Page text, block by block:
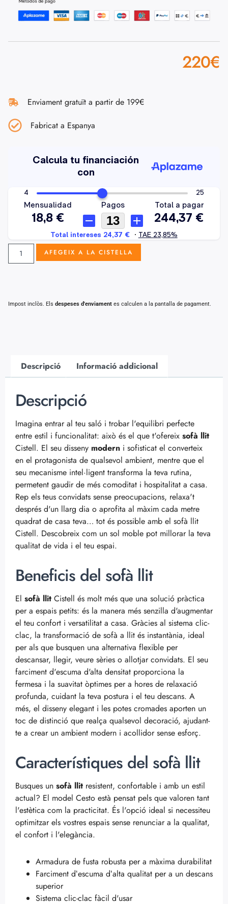
220€
Enviament gratuït a partir de 199€
Fabricat a Espanya
AFEGEIX A LA CISTELLA
Impost inclòs. Els despeses d'enviament es calculen a la pantalla de pagament.
Descripció Informació addicional
Descripció
Imagina entrar al teu saló i trobar l'equilibri perfecte
entre estil i funcionalitat: això és el que t'ofereix sofà llit
Cistell. El seu disseny modern i sofisticat el converteix
en el protagonista de qualsevol ambient, mentre que el
seu mecanisme intel·ligent transforma la teva rutina,
permetent gaudir de més comoditat i hospitalitat a casa.
Rep els teus convidats sense preocupacions, relaxa't
després d'un llarg dia o aprofita al màxim cada metre
quadrat de casa teva… tot és possible amb el sofà llit
Cistell. Descobreix com un sol moble pot millorar la teva
qualitat de vida i el teu espai.
Beneficis del sofà llit
El sofà llit Cistell és molt més que una solució pràctica
per a espais petits: és la manera més senzilla d'augmentar
el teu confort i versatilitat a casa. Gràcies al sistema clic-
clac, la transformació de sofà a llit és instantània, ideal
per als que busquen una alternativa flexible per
descansar, llegir, veure sèries o allotjar convidats. El seu
farciment d'escuma d'alta densitat proporciona la
fermesa i la suavitat òptimes per a hores de relaxació
profunda, cuidant la teva postura i el teu descans. A
més, el disseny elegant i les potes cromades aporten un
toc de distinció que realça qualsevol decoració, ajudant-
te a crear un ambient modern i acollidor sense esforç.
Característiques del sofà llit
Busques un sofà llit resistent, confortable i amb un estil
actual? El model Cesto està pensat pels que valoren tant
l'estètica com la practicitat. És l'opció ideal si necessiteu
optimitzar els vostres espais sense renunciar a la qualitat,
el confort i l'elegància.
Armadura de fusta robusta per a màxima durabilitat
Farciment dʻescuma dʻalta qualitat per a un descans
superior
Sistema clic-clac fàcil d'usar